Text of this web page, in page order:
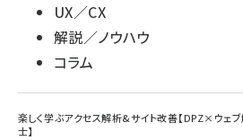
UX／CX
解説／ノウハウ
コラム
楽しく学ぶアクセス解析&サイト改善【DPZ×ウェ
士】